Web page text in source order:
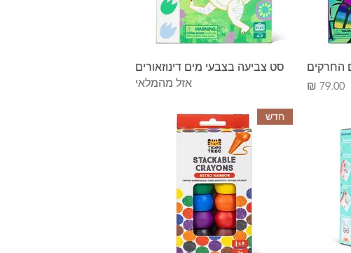
החרקים
מחיר‏79.00 ‏₪
תצוגה מהירה
סט צביעה בצבעי מים דינוזאורים
אזל מהמלאי
חדש